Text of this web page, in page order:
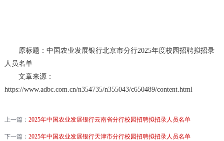
原标题：中国农业发展银行北京市分行2025年度校园招聘拟招录
人员名单
文章来源：
https://www.adbc.com.cn/n354735/n355043/c650489/content.html
上一篇： 2025年中国农业发展银行云南省分行校园招聘拟招录人员名单
下一篇： 2025年中国农业发展银行天津市分行校园招聘拟招录人员名单